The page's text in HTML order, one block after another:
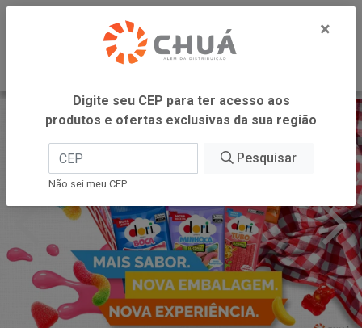
×
Digite seu CEP para ter acesso aos
produtos e ofertas exclusivas da sua região
Pesquisar
Não sei meu CEP